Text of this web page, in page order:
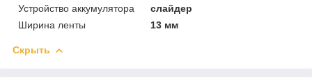
Устройство аккумулятора
слайдер
Ширина ленты
13 мм
Скрыть